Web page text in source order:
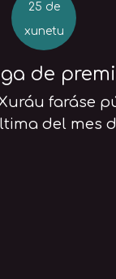
25 de
xunetu
de
faráse
del mes